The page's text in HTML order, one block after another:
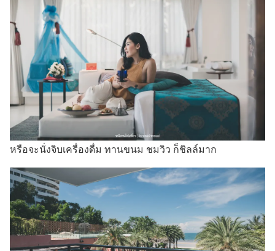
หรือจะนั่งจิบเครื่องดื่ม ทานขนม ชมวิว ก็ชิลล์มาก